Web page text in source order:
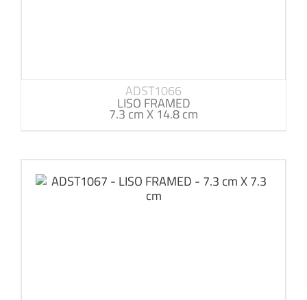
ADST1066
LISO FRAMED
7.3 cm X 14.8 cm